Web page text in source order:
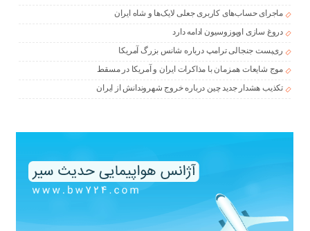
ماجرای حساب‌های کاربری جعلی لایک‌ها و شاه ایران
دروغ سازی اوپوزوسیون ادامه دارد
ری‌پست جنجالی ترامپ درباره شانس بزرگ آمریکا
موج شایعات همزمان با مذاکرات ایران و آمریکا در مسقط
تکذیب هشدار جدید چین درباره خروج شهروندانش از ایران